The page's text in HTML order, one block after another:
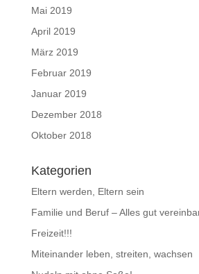
Mai 2019
April 2019
März 2019
Februar 2019
Januar 2019
Dezember 2018
Oktober 2018
Kategorien
Eltern werden, Eltern sein
Familie und Beruf – Alles gut
Freizeit!!!
Miteinander leben, streiten, wachsen